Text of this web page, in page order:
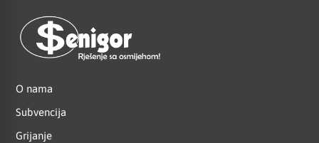
O nama
Subvencija
Grijanje